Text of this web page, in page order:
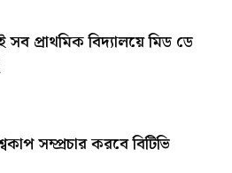
প্রাথমিক বিদ্যালয়ে মিড ডে
সম্প্রচার করবে বিটিভি